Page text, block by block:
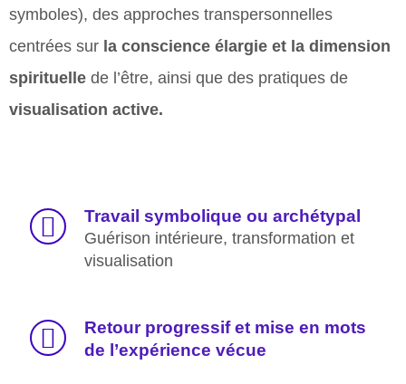
symboles), des approches transpersonnelles
centrées sur la conscience élargie et la dimension
spirituelle de l’être, ainsi que des pratiques de
visualisation active.
Travail symbolique ou archétypal
Guérison intérieure, transformation et
visualisation
Retour progressif et mise en mots
de l’expérience vécue